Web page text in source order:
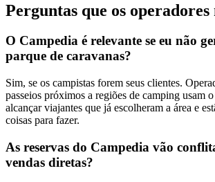
Perguntas que os operadores
O Campedia é relevante se eu não
parque de caravanas?
Sim, se os campistas forem seus clientes.
passeios próximos a regiões de camping usam
alcançar viajantes que já escolheram a área e
coisas para fazer.
As reservas do Campedia vão
vendas diretas?